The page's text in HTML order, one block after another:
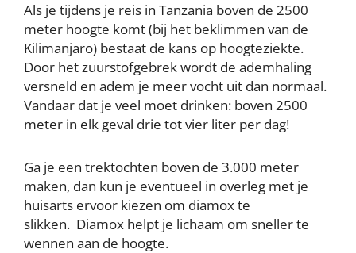
Als je tijdens je reis in Tanzania boven de 2500
meter hoogte komt (bij het beklimmen van de
Kilimanjaro) bestaat de kans op hoogte­ziek­te.
Door het zuur­stof­gebrek wordt de ademhaling
versneld en adem je meer vocht uit dan nor­maal.
Vandaar dat je veel moet drinken: boven 2500
meter in elk geval drie tot vier liter per dag!
Ga je een trektochten boven de 3.000 meter
maken, dan kun je eventueel in overleg met je
huisarts ervoor kiezen om diamox te
slikken. Diamox helpt je lichaam om sneller te
wennen aan de hoogte.